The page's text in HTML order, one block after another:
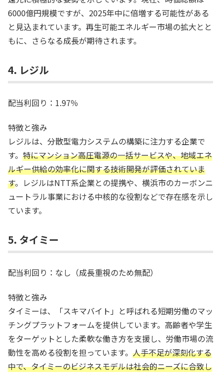
6000億円規模ですが、2025年中に倍増する可能性がある
と見込まれています。再生可能エネルギー市場の拡大とと
もに、さらなる成長が期待されます。
4. レジル
配当利回り：1.97％
特徴と強み
レジルは、分散型電力システムの構築に注力する企業で
す。 特にマンション高圧電源の一括サービスや、地域エネ
ルギー供給の効率化に関する技術開発が評価されていま
す。レジルはNTT系企業との提携や、横浜市のカーボンニ
ュートラル事業における中核的な役割などで存在感を示し
ています。
5. タイミー
配当利回り：なし（成長重視のため無配）
特徴と強み
タイミーは、「スキマバイト」と呼ばれる短期労働のマッ
チングプラットフォームを提供しています。高齢者や学生
をターゲットとした柔軟な働き方を支援し、労働市場の流
動性を高める役割を担っています。 人手不足が深刻化する
中で、タイミーのビジネスモデルは社会的ニーズに合致し